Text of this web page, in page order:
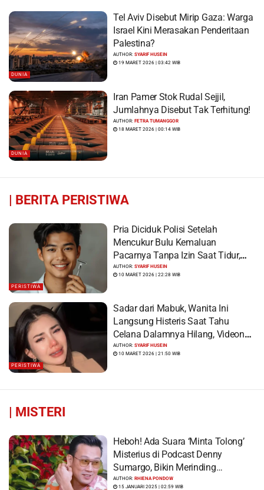
DUNIA
Tel Aviv Disebut Mirip Gaza: Warga
Israel Kini Merasakan Penderitaan
Palestina?
AUTHOR:SYARIF HUSEIN
19 MARET 2026 | 03:42 WIB
DUNIA
Iran Pamer Stok Rudal Sejjil,
Jumlahnya Disebut Tak Terhitung!
AUTHOR:FETRA TUMANGGOR
18 MARET 2026 | 00:14 WIB
| BERITA PERISTIWA
PERISTIWA
Pria Diciduk Polisi Setelah
Mencukur Bulu Kemaluan
Pacarnya Tanpa Izin Saat Tidur,
Korban Syok Saat Terbangun
AUTHOR:SYARIF HUSEIN
10 MARET 2026 | 22:28 WIB
PERISTIWA
Sadar dari Mabuk, Wanita Ini
Langsung Histeris Saat Tahu
Celana Dalamnya Hilang, Videonya
Viral
AUTHOR:SYARIF HUSEIN
10 MARET 2026 | 21:50 WIB
| MISTERI
Heboh! Ada Suara ‘Minta Tolong’
Misterius di Podcast Denny
Sumargo, Bikin Merinding…
AUTHOR:RHIENA PONDOW
15 JANUARI 2025 | 02:59 WIB